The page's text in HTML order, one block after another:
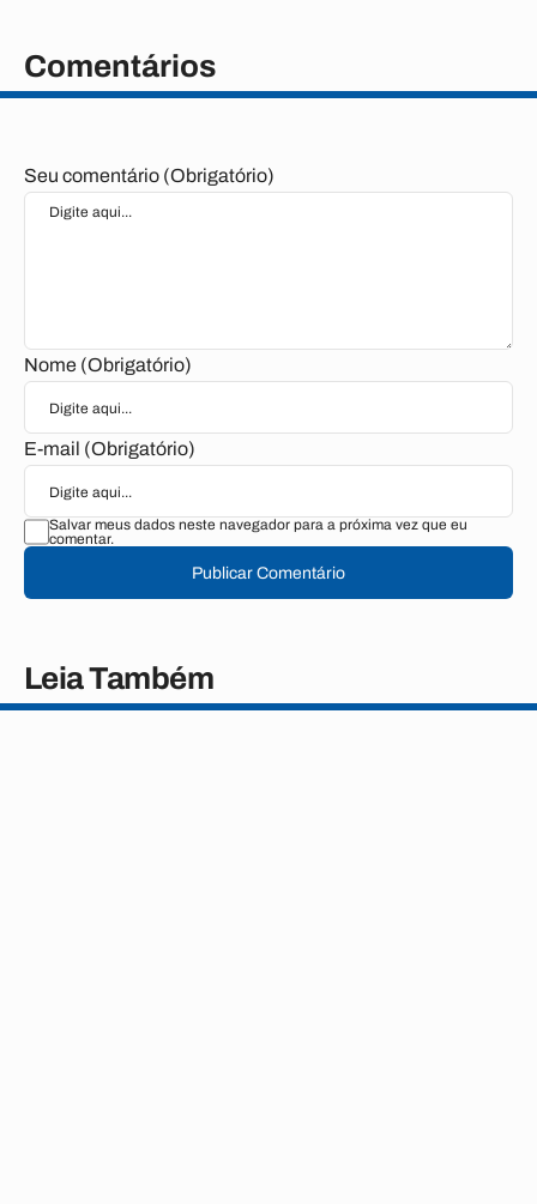
Comentários
Seu comentário (Obrigatório)
Nome (Obrigatório)
E-mail (Obrigatório)
Salvar meus dados neste navegador para a próxima vez que eu
comentar.
Publicar Comentário
Leia Também